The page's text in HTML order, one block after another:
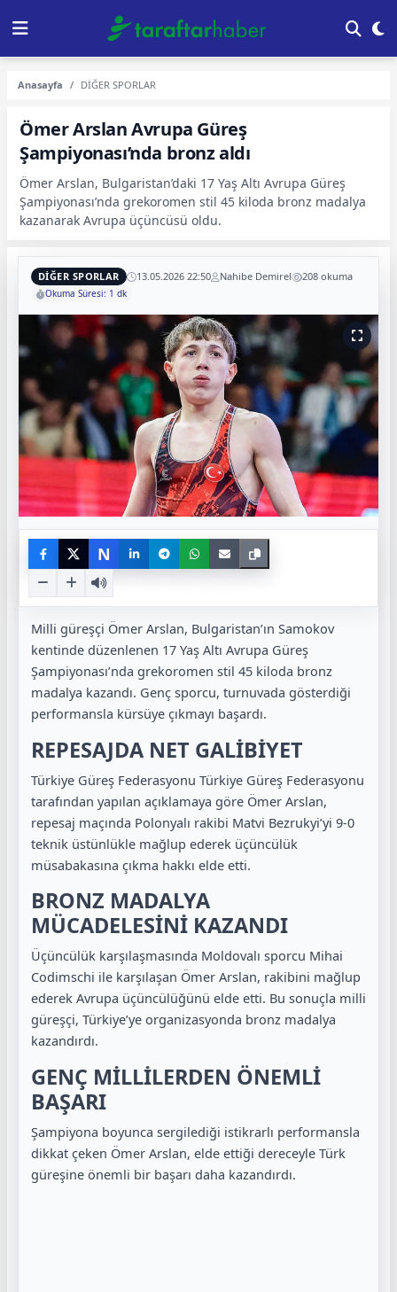
Anasayfa DİĞER SPORLAR
Ömer Arslan Avrupa Güreş
Şampiyonası’nda bronz aldı
Ömer Arslan, Bulgaristan’daki 17 Yaş Altı Avrupa Güreş
Şampiyonası’nda grekoromen stil 45 kiloda bronz madalya
kazanarak Avrupa üçüncüsü oldu.
DİĞER SPORLAR 13.05.2026 22:50 Nahibe Demirel 208 okuma
Okuma Süresi: 1 dk
N
Milli güreşçi Ömer Arslan, Bulgaristan’ın Samokov
kentinde düzenlenen 17 Yaş Altı Avrupa Güreş
Şampiyonası’nda grekoromen stil 45 kiloda bronz
madalya kazandı. Genç sporcu, turnuvada gösterdiği
performansla kürsüye çıkmayı başardı.
REPESAJDA NET GALİBİYET
Türkiye Güreş Federasyonu Türkiye Güreş Federasyonu
tarafından yapılan açıklamaya göre Ömer Arslan,
repesaj maçında Polonyalı rakibi Matvi Bezrukyi’yi 9-0
teknik üstünlükle mağlup ederek üçüncülük
müsabakasına çıkma hakkı elde etti.
BRONZ MADALYA
MÜCADELESİNİ KAZANDI
Üçüncülük karşılaşmasında Moldovalı sporcu Mihai
Codimschi ile karşılaşan Ömer Arslan, rakibini mağlup
ederek Avrupa üçüncülüğünü elde etti. Bu sonuçla milli
güreşçi, Türkiye’ye organizasyonda bronz madalya
kazandırdı.
GENÇ MİLLİLERDEN ÖNEMLİ
BAŞARI
Şampiyona boyunca sergilediği istikrarlı performansla
dikkat çeken Ömer Arslan, elde ettiği dereceyle Türk
güreşine önemli bir başarı daha kazandırdı.